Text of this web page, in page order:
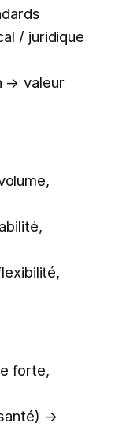
/ juridique
→ valeur
forte,
→